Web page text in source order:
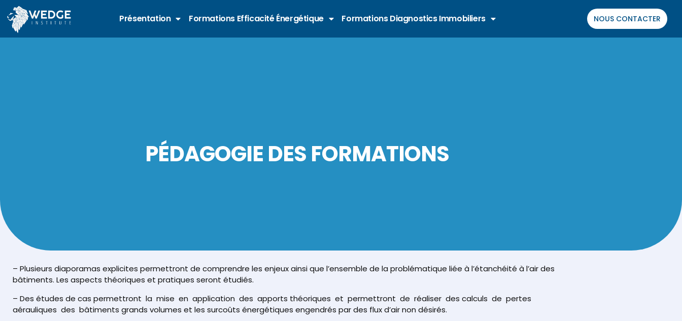
Présentation Formations Efficacité Énergétique Formations Diagnostics Immobiliers NOUS CONTACTER
PÉDAGOGIE DES FORMATIONS
– Plusieurs diaporamas explicites permettront de comprendre les enjeux ainsi que l’ensemble de la problématique liée à l’étanchéité à l’air des
bâtiments. Les aspects théoriques et pratiques seront étudiés.
– Des études de cas permettront la mise en application des apports théoriques et permettront de réaliser des calculs de pertes
aérauliques des bâtiments grands volumes et les surcoûts énergétiques engendrés par des flux d’air non désirés.